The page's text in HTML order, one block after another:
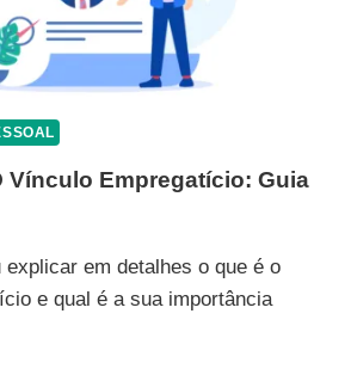
Vínculo Empregatício: Guia
explicar em detalhes o que é o
e qual é a sua importância